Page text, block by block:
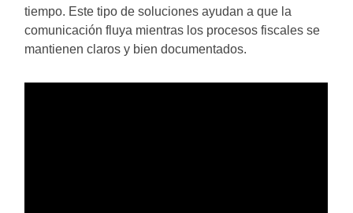
tiempo. Este tipo de soluciones ayudan a que la
comunicación fluya mientras los procesos fiscales se
mantienen claros y bien documentados.